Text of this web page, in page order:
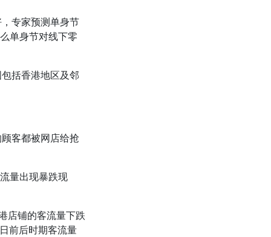
专家预测单身节
单身节对线下零
括香港地区及邻
客都被网店给抢
量出现暴跌现
店铺的客流量下跌
前后时期客流量